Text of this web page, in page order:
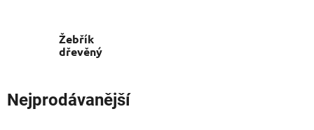
Žebřík
dřevěný
Nejprodávanější